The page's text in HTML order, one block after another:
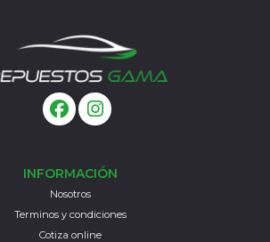
INFORMACIÓN
Nosotros
Terminos y condiciones
Cotiza online